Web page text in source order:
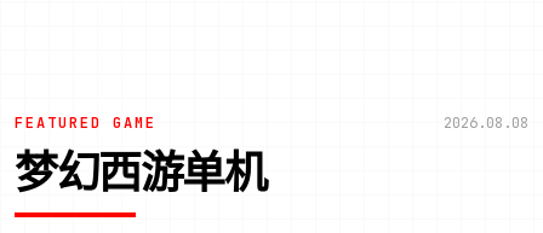
FEATURED GAME 2026.08.08
梦幻西游单机